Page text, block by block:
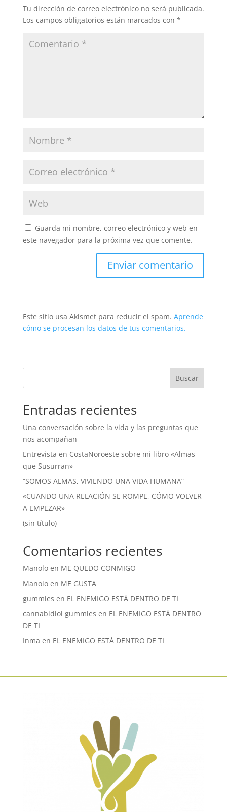
Tu dirección de correo electrónico no será publicada.
Los campos obligatorios están marcados con *
Guarda mi nombre, correo electrónico y web en
este navegador para la próxima vez que comente.
Este sitio usa Akismet para reducir el spam. Aprende
cómo se procesan los datos de tus comentarios.
Buscar
Entradas recientes
Una conversación sobre la vida y las preguntas que
nos acompañan
Entrevista en CostaNoroeste sobre mi libro «Almas
que Susurran»
“SOMOS ALMAS, VIVIENDO UNA VIDA HUMANA”
«CUANDO UNA RELACIÓN SE ROMPE, CÓMO VOLVER
A EMPEZAR»
(sin título)
Comentarios recientes
Manoloen ME QUEDO CONMIGO
Manoloen ME GUSTA
gummies en EL ENEMIGO ESTÁ DENTRO DE TI
cannabidiol gummies en EL ENEMIGO ESTÁ DENTRO
DE TI
Inma en EL ENEMIGO ESTÁ DENTRO DE TI